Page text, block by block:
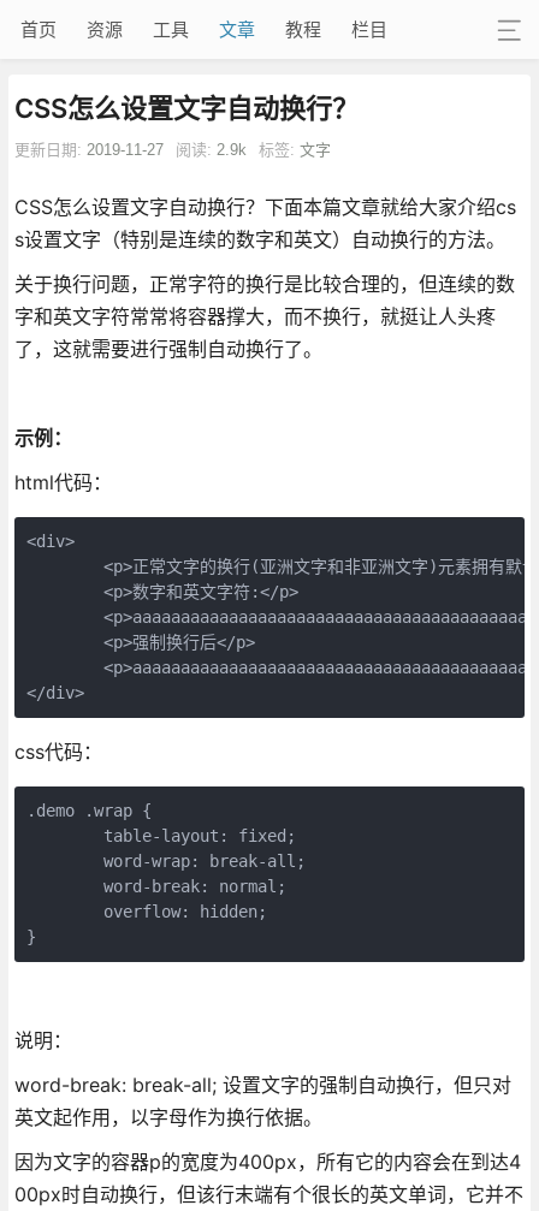
首页 资源 工具 文章 教程 栏目
CSS怎么设置文字自动换行？
更新日期: 2019-11-27 阅读: 2.9k 标签: 文字
CSS怎么设置文字自动换行？下面本篇文章就给大家介绍cs
s设置文字（特别是连续的数字和英文）自动换行的方法。
关于换行问题，正常字符的换行是比较合理的，但连续的数
字和英文字符常常将容器撑大，而不换行，就挺让人头疼
了，这就需要进行强制自动换行了。
示例：
html代码：
<div>
</div>
css代码：
.demo .wrap {
}
说明：
word-break: break-all; 设置文字的强制自动换行，但只对
英文起作用，以字母作为换行依据。
因为文字的容器p的宽度为400px，所有它的内容会在到达4
00px时自动换行，但该行末端有个很长的英文单词，它并不